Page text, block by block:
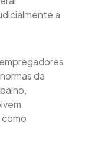
a
da